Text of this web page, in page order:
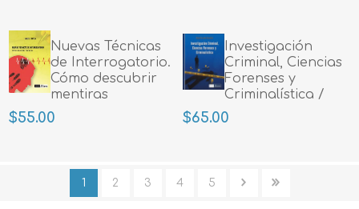
Nuevas Técnicas
de Interrogatorio.
Cómo descubrir
mentiras
$55.00
Investigación
Criminal, Ciencias
Forenses y
Criminalística /
Rene Rosado
$65.00
1 2 3 4 5